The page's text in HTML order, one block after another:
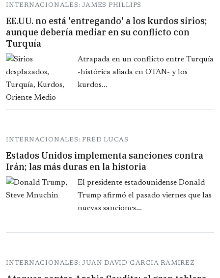
INTERNACIONALES: JAMES PHILLIPS
EE.UU. no está 'entregando' a los kurdos sirios;
aunque debería mediar en su conflicto con
Turquía
Atrapada en un conflicto entre Turquía
-histórica aliada en OTAN- y los
kurdos...
INTERNACIONALES: FRED LUCAS
Estados Unidos implementa sanciones contra
Irán; las más duras en la historia
El presidente estadounidense Donald
Trump afirmó el pasado viernes que las
nuevas sanciones...
INTERNACIONALES: JUAN DAVID GARCIA RAMIREZ